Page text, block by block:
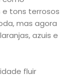
e tons terrosos
mas agora
azuis e
fluir